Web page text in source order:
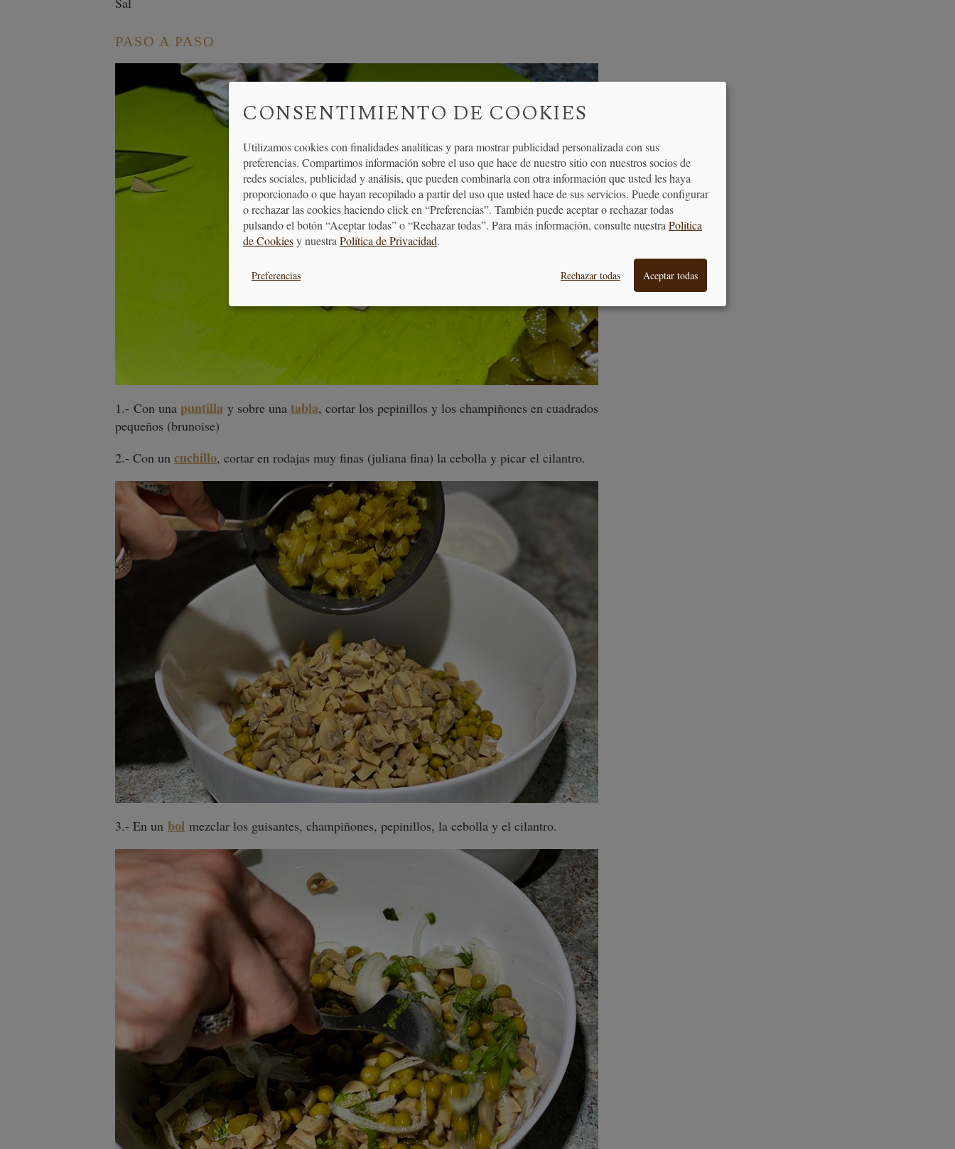
PASO A PASO
1.- Con una puntilla y sobre una tabla, cortar los pepinillos y los champiñones en cuadrados
pequeños (brunoise)
2.- Con un cuchillo, cortar en rodajas muy finas (juliana fina) la cebolla y picar el cilantro.
3.- En un bol mezclar los guisantes, champiñones, pepinillos, la cebolla y el cilantro.
CONSENTIMIENTO DE COOKIES
Utilizamos cookies con finalidades analíticas y para mostrar publicidad personalizada con sus
preferencias. Compartimos información sobre el uso que hace de nuestro sitio con nuestros socios de
redes sociales, publicidad y análisis, que pueden combinarla con otra información que usted les haya
proporcionado o que hayan recopilado a partir del uso que usted hace de sus servicios. Puede configurar
o rechazar las cookies haciendo click en “Preferencias”. También puede aceptar o rechazar todas
pulsando el botón “Aceptar todas” o “Rechazar todas”. Para más información, consulte nuestra Política
de Cookiesy nuestra Política de Privacidad.
Preferencias Rechazar todas Aceptar todas